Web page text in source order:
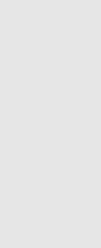
oder